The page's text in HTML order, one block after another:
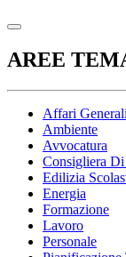
AREE
Affari Generali
Ambiente
Avvocatura
Consigliera Di
Edilizia
Energia
Formazione
Lavoro
Personale